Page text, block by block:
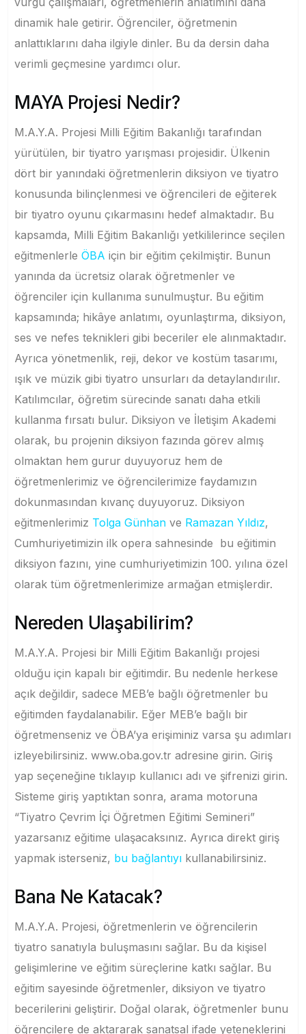
dinamik hale getirir. Öğrenciler, öğretmenin
anlattıklarını daha ilgiyle dinler. Bu da dersin daha
verimli geçmesine yardımcı olur.
MAYA Projesi Nedir?
M.A.Y.A. Projesi Milli Eğitim Bakanlığı tarafından
yürütülen, bir tiyatro yarışması projesidir. Ülkenin
dört bir yanındaki öğretmenlerin diksiyon ve tiyatro
konusunda bilinçlenmesi ve öğrencileri de eğiterek
bir tiyatro oyunu çıkarmasını hedef almaktadır. Bu
kapsamda, Milli Eğitim Bakanlığı yetkililerince seçilen
eğitmenlerleÖBA için bir eğitim çekilmiştir. Bunun
yanında da ücretsiz olarak öğretmenler ve
öğrenciler için kullanıma sunulmuştur. Bu eğitim
kapsamında; hikâye anlatımı, oyunlaştırma, diksiyon,
ses ve nefes teknikleri gibi beceriler ele alınmaktadır.
Ayrıca yönetmenlik, reji, dekor ve kostüm tasarımı,
ışık ve müzik gibi tiyatro unsurları da detaylandırılır.
Katılımcılar, öğretim sürecinde sanatı daha etkili
kullanma fırsatı bulur. Diksiyon ve İletişim Akademi
olarak, bu projenin diksiyon fazında görev almış
olmaktan hem gurur duyuyoruz hem de
öğretmenlerimiz ve öğrencilerimize faydamızın
dokunmasından kıvanç duyuyoruz. Diksiyon
eğitmenlerimiz Tolga Günhan ve Ramazan Yıldız,
Cumhuriyetimizin ilk opera sahnesinde bu eğitimin
diksiyon fazını, yine cumhuriyetimizin 100. yılına özel
olarak tüm öğretmenlerimize armağan etmişlerdir.
Nereden Ulaşabilirim?
M.A.Y.A. Projesi bir Milli Eğitim Bakanlığı projesi
olduğu için kapalı bir eğitimdir. Bu nedenle herkese
açık değildir, sadece MEB’e bağlı öğretmenler bu
eğitimden faydalanabilir. Eğer MEB’e bağlı bir
öğretmenseniz ve ÖBA’ya erişiminiz varsa şu adımları
izleyebilirsiniz. www.oba.gov.tr adresine girin. Giriş
yap seçeneğine tıklayıp kullanıcı adı ve şifrenizi girin.
Sisteme giriş yaptıktan sonra, arama motoruna
“Tiyatro Çevrim İçi Öğretmen Eğitimi Semineri”
yazarsanız eğitime ulaşacaksınız. Ayrıca direkt giriş
yapmak isterseniz, bu bağlantıyı kullanabilirsiniz.
Bana Ne Katacak?
M.A.Y.A. Projesi, öğretmenlerin ve öğrencilerin
tiyatro sanatıyla buluşmasını sağlar. Bu da kişisel
gelişimlerine ve eğitim süreçlerine katkı sağlar. Bu
eğitim sayesinde öğretmenler, diksiyon ve tiyatro
becerilerini geliştirir. Doğal olarak, öğretmenler bunu
öğrencilere de aktararak sanatsal ifade yeteneklerini